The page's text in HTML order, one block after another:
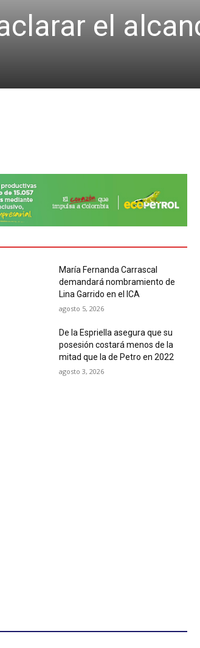
el
María Fernanda Carrascal
demandará nombramiento de
Lina Garrido en el ICA
agosto 5, 2026
De la Espriella asegura que su
posesión costará menos de la
mitad que la de Petro en 2022
agosto 3, 2026